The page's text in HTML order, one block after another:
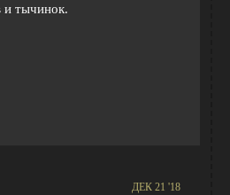
и тычинок.
ДЕК 21 '18